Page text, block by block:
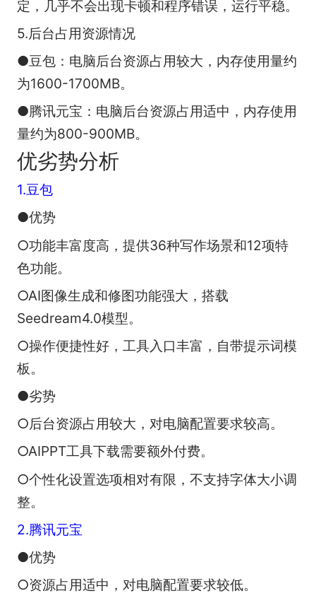
定，几乎不会出现卡顿和程序错误，运行平稳。
5.后台占用资源情况
●豆包：电脑后台资源占用较大，内存使用量约
为1600-1700MB。
●腾讯元宝：电脑后台资源占用适中，内存使用
量约为800-900MB。
优劣势分析
1.豆包
●优势
○功能丰富度高，提供36种写作场景和12项特
色功能。
○AI图像生成和修图功能强大，搭载
Seedream4.0模型。
○操作便捷性好，工具入口丰富，自带提示词模
板。
●劣势
○后台资源占用较大，对电脑配置要求较高。
○AIPPT工具下载需要额外付费。
○个性化设置选项相对有限，不支持字体大小调
整。
2.腾讯元宝
●优势
○资源占用适中，对电脑配置要求较低。